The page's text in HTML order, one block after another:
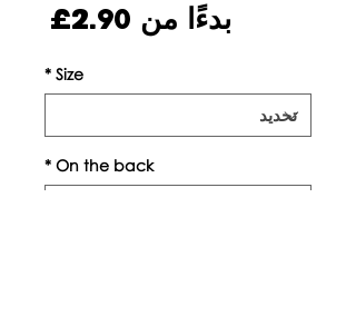
بدءًا من 2.90£
Size
*
On the back
*